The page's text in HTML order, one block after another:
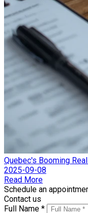
Quebec's Booming
2025-09-08
Read More
Schedule an
Contact us
Full Name *